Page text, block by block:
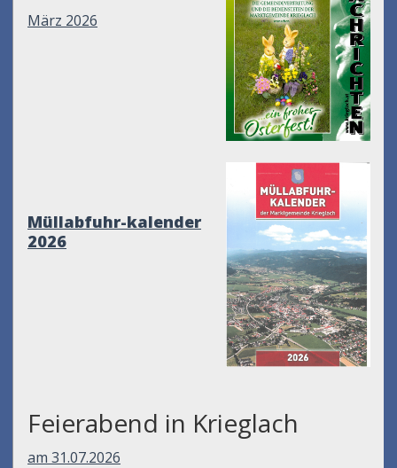
März 2026
Müllabfuhr-kalender
2026
Feierabend in Krieglach
am 31.07.2026